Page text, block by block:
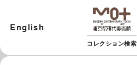
コレクション検索
English